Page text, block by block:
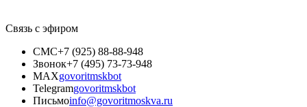
Связь с эфиром
СМС+7 (925) 88-88-948
Звонок+7 (495) 73-73-948
MAXgovoritmskbot
Telegramgovoritmskbot
Письмоinfo@govoritmoskva.ru